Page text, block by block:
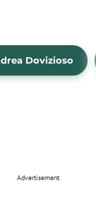
Dovizioso
Advertisement